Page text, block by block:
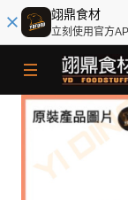
翊鼎食材
立刻使用官方